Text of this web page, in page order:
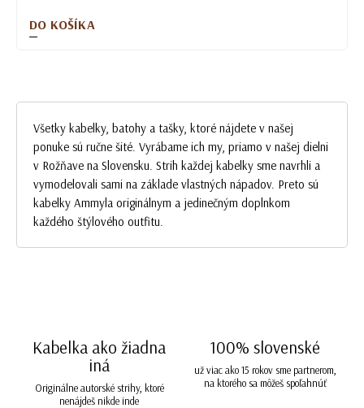
DO KOŠÍKA
Všetky kabelky, batohy a tašky, ktoré nájdete v našej
ponuke sú ručne šité. Vyrábame ich my, priamo v našej dielni
v Rožňave na Slovensku. Strih každej kabelky sme navrhli a
vymodelovali sami na základe vlastných nápadov. Preto sú
kabelky Ammyla originálnym a jedinečným doplnkom
každého štýlového outfitu.
Kabelka ako žiadna
iná
Originálne autorské strihy, ktoré
nenájdeš nikde inde
100% slovenské
už viac ako 15 rokov sme partnerom,
na ktorého sa môžeš spoľahnúť